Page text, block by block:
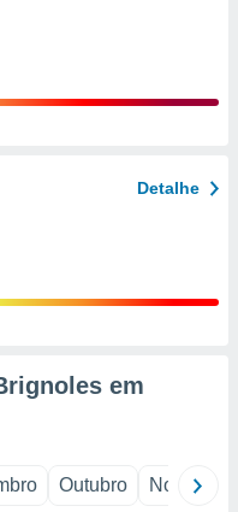
Detalhe
em
Outubro Novembro